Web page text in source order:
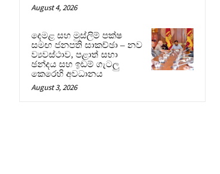
August 4, 2026
දෙමළ සහ මුස්ලිම් පක්ෂ
සමඟ ජනපති සාකච්ඡා – නව
ව්‍යවස්ථාව, පළාත් සභා
ඡන්දය සහ ඉඩම් ගැටලු
කෙරෙහි අවධානය
August 3, 2026